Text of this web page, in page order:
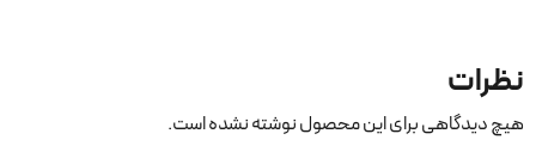
نظرات
هیچ دیدگاهی برای این محصول نوشته نشده است.